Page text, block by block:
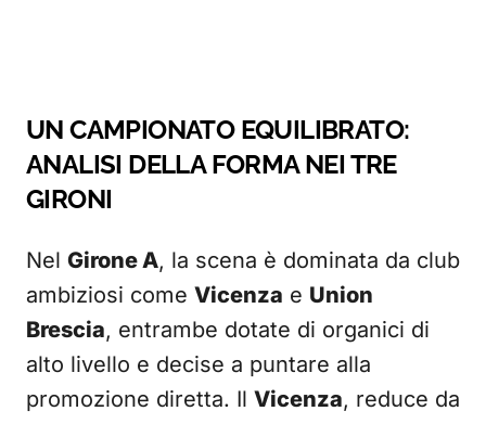
UN CAMPIONATO EQUILIBRATO:
ANALISI DELLA FORMA NEI TRE
GIRONI
Nel Girone A, la scena è dominata da club
ambiziosi come Vicenza e Union
Brescia, entrambe dotate di organici di
alto livello e decise a puntare alla
promozione diretta. Il Vicenza, reduce da